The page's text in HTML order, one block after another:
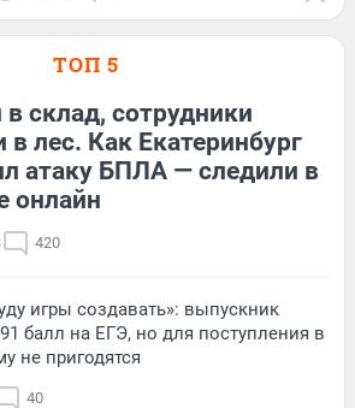
ТОП 5
склад, сотрудники
в лес. Как Екатеринбург
атаку БПЛА — следили в
онлайн
420
игры создавать»: выпускник
балл на ЕГЭ, но для поступления в
не пригодятся
40